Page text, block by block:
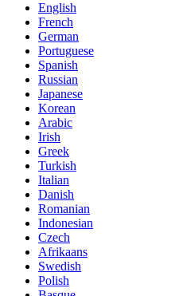
English
French
German
Portuguese
Spanish
Russian
Japanese
Korean
Arabic
Irish
Greek
Turkish
Italian
Danish
Romanian
Indonesian
Czech
Afrikaans
Swedish
Polish